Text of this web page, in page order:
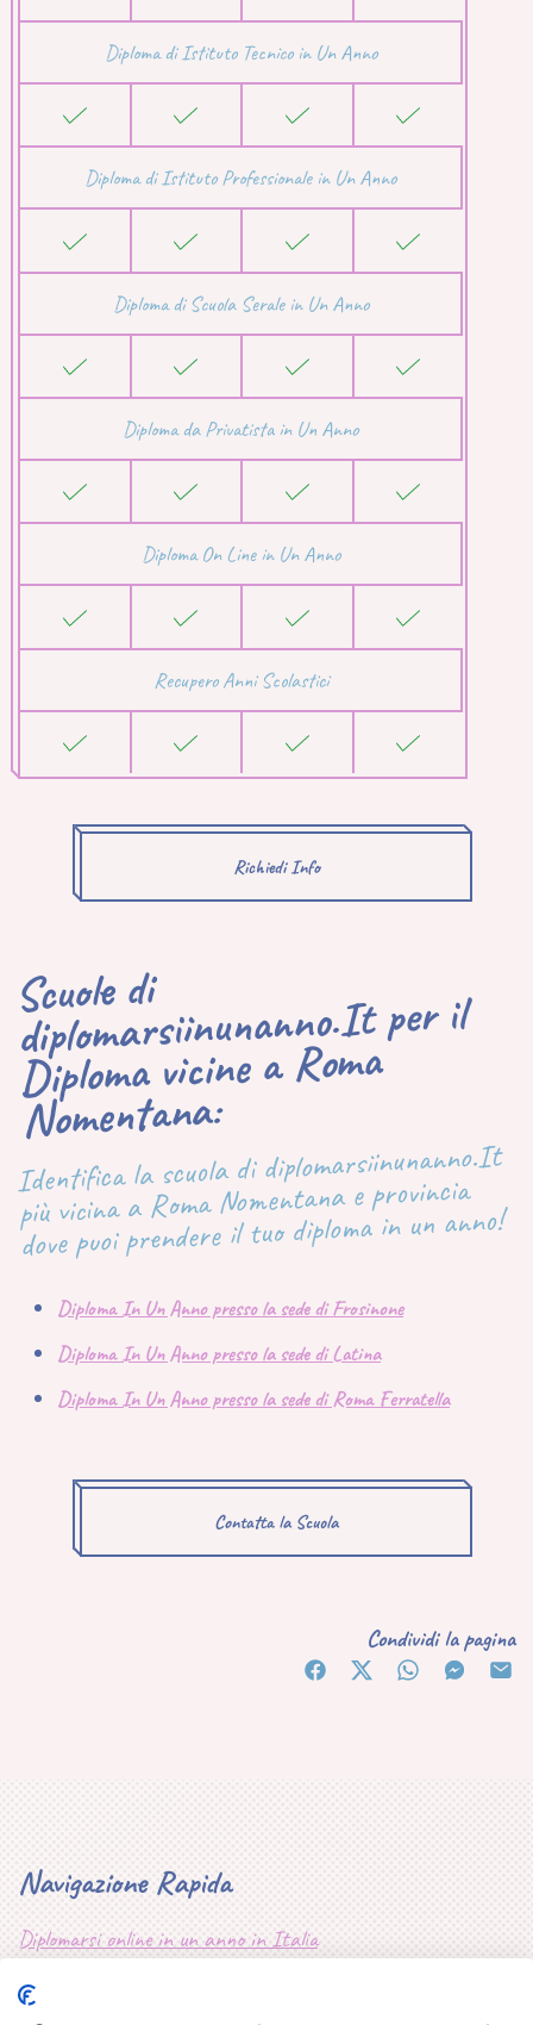
Diploma di Istituto Tecnico in Un Anno
Diploma di Istituto Professionale in Un Anno
Diploma di Scuola Serale in Un Anno
Diploma da Privatista in Un Anno
Diploma On Line in Un Anno
Recupero Anni Scolastici
Richiedi Info
Scuole di
diplomarsiinunanno.It per il
Diploma vicine a Roma
Nomentana:
Identifica la scuola di diplomarsiinunanno.It
più vicina a Roma Nomentana e provincia
dove puoi prendere il tuo diploma in un anno!
Diploma In Un Anno presso la sede di Frosinone
Diploma In Un Anno presso la sede di Latina
Diploma In Un Anno presso la sede di Roma Ferratella
Contatta la Scuola
Condividi la pagina
Navigazione Rapida
Diplomarsi online in un anno in Italia
Mappa Sito